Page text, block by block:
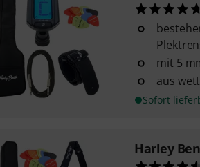
mit 5
aus
Sofort
Harley